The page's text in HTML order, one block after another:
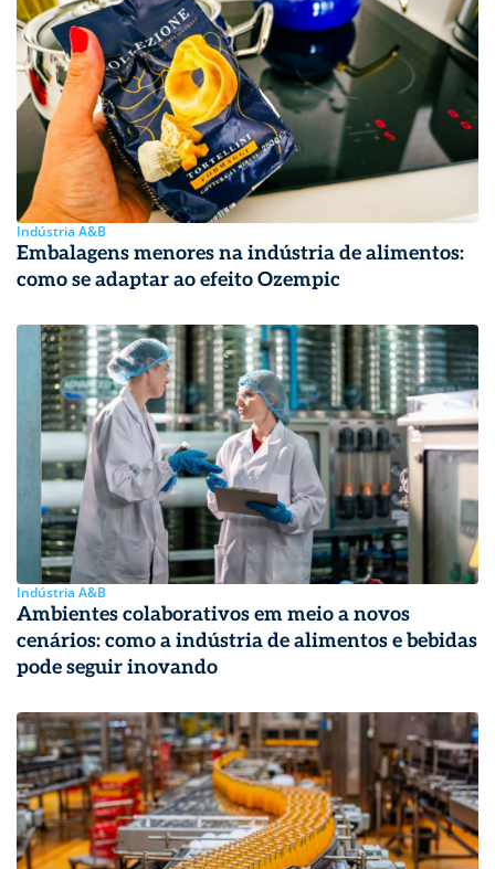
Indústria A&B
Embalagens menores na indústria de alimentos:
como se adaptar ao efeito Ozempic
Indústria A&B
Ambientes colaborativos em meio a novos
cenários: como a indústria de alimentos e bebidas
pode seguir inovando